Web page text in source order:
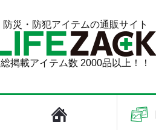
防災・防犯アイテムの通販サイト
総掲載アイテム数 2000品以上！！